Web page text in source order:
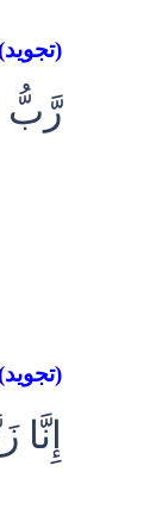
Taǧwīd (تجويد)
رَّبُّ
Taǧwīd (تجويد)